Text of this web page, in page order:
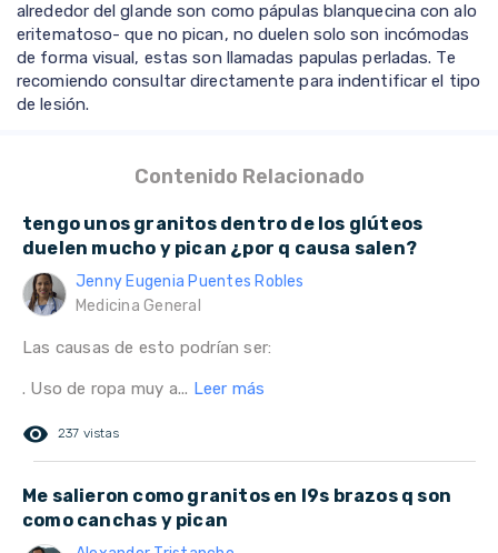
alrededor del glande son como pápulas blanquecina con alo
eritematoso- que no pican, no duelen solo son incómodas
de forma visual, estas son llamadas papulas perladas. Te
recomiendo consultar directamente para indentificar el tipo
de lesión.
Contenido Relacionado
tengo unos granitos dentro de los glúteos
duelen mucho y pican ¿por q causa salen?
Jenny Eugenia Puentes Robles
Medicina General
Las causas de esto podrían ser:
. Uso de ropa muy a... Leer más
remove_red_eye 237 vistas
Me salieron como granitos en l9s brazos q son
como canchas y pican